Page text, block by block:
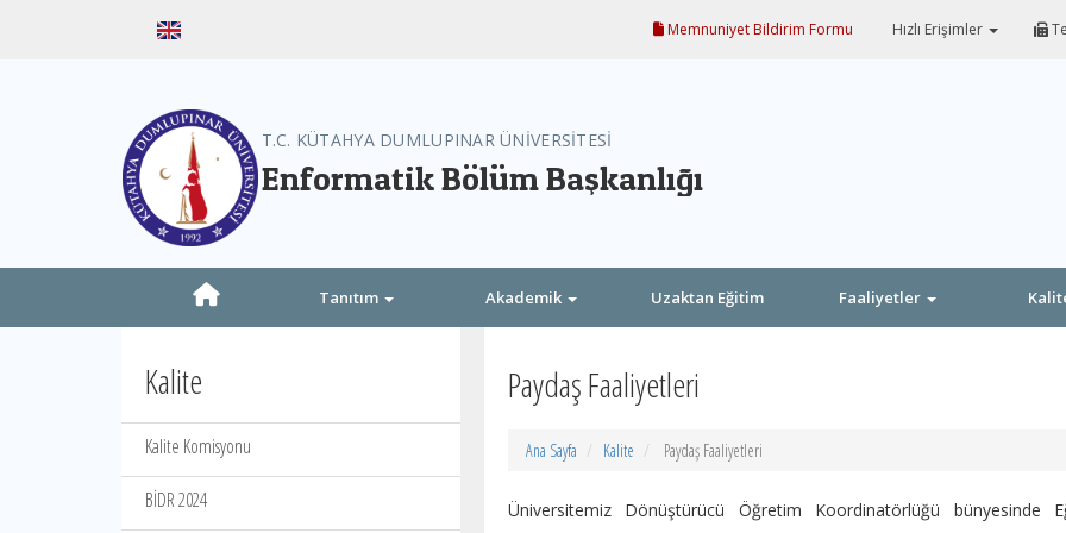
Memnuniyet Bildirim Formu Hızlı Erişimler
T.C. KÜTAHYA DUMLUPINAR ÜNİVERSİTESİ
Enformatik Bölüm Başkanlığı
Tanıtım Akademik Uzaktan Eğitim Faaliyetler
Kalite
Kalite Komisyonu
BİDR 2024
Paydaş Faaliyetleri
Ana Sayfa Kalite Paydaş Faaliyetleri
Üniversitemiz Dönüştürücü Öğretim Koordinatörlüğü bünyesinde